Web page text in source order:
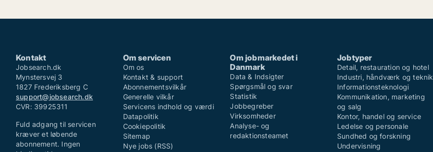
Kontakt
Jobsearch.dk
Mynstersvej 3
1827 Frederiksberg C
support@jobsearch.dk
CVR: 39925311
Fuld adgang til servicen
kræver et løbende
abonnement. Ingen
Om servicen
Om os
Kontakt & support
Abonnementsvilkår
Generelle vilkår
Servicens indhold og værdi
Datapolitik
Cookiepolitik
Sitemap
Nye jobs (RSS)
Om jobmarkedet i
Danmark
Data & Indsigter
Spørgsmål og svar
Statistik
Jobbegreber
Virksomheder
Analyse- og
redaktionsteamet
Jobtyper
Detail, restauration og hotel
Industri, håndværk og teknik
Informationsteknologi
Kommunikation, marketing
og salg
Kontor, handel og service
Ledelse og personale
Sundhed og forskning
Undervisning